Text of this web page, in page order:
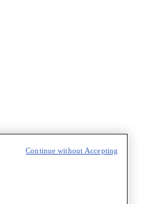
Continue without Accepting